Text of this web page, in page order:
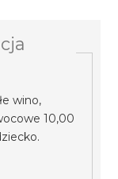
wino,
10,00